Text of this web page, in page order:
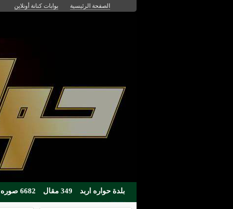
الصفحة الرئيسية بوابات كنانة أونلاين
بلدة حواره اربد 349 مقال 6682 صوره